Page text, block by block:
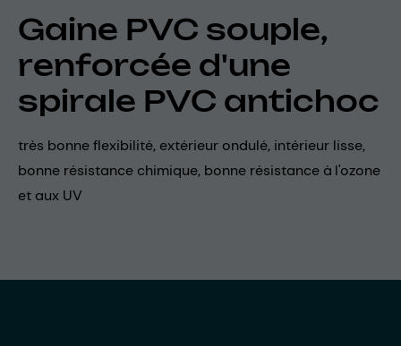
Gaine PVC souple,
renforcée d'une
spirale PVC antichoc
très bonne flexibilité, extérieur ondulé, intérieur lisse,
bonne résistance chimique, bonne résistance à l'ozone
et aux UV